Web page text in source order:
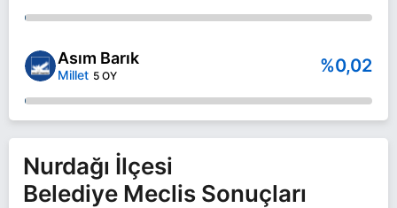
Asım Barık
Millet 5 OY %0,02
Nurdağı İlçesi
Belediye Meclis Sonuçları